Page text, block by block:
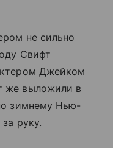
не сильно
Свифт
Джейком
же выложили в
зимнему Нью-
руку.